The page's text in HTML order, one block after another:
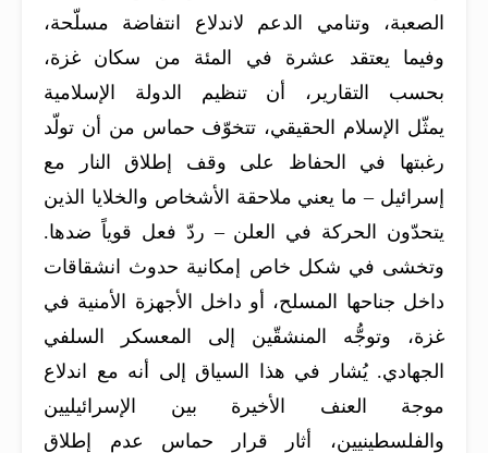
الصعبة، وتنامي الدعم لاندلاع انتفاضة مسلّحة،
وفيما يعتقد عشرة في المئة من سكان غزة،
بحسب التقارير، أن تنظيم الدولة الإسلامية
يمثّل الإسلام الحقيقي، تتخوّف حماس من أن تولّد
رغبتها في الحفاظ على وقف إطلاق النار مع
إسرائيل – ما يعني ملاحقة الأشخاص والخلايا الذين
يتحدّون الحركة في العلن – ردّ فعل قوياً ضدها.
وتخشى في شكل خاص إمكانية حدوث انشقاقات
داخل جناحها المسلح، أو داخل الأجهزة الأمنية في
غزة، وتوجُّه المنشقّين إلى المعسكر السلفي
الجهادي. يُشار في هذا السياق إلى أنه مع اندلاع
موجة العنف الأخيرة بين الإسرائيليين
والفلسطينيين، أثار قرار حماس عدم إطلاق